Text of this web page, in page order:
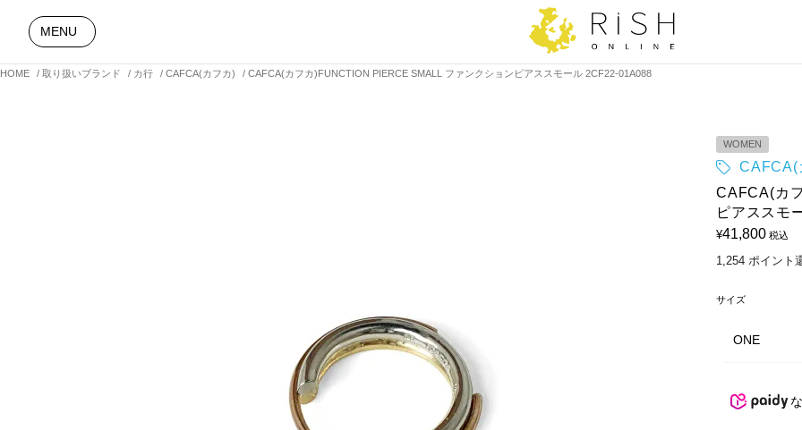
HOME 取り扱いブランド カ行 CAFCA(カフカ) CAFCA(カフカ)FUNCTION PIERCE SMALL ファンクションピアススモール 2CF22-01A088
MENU
WOMEN
CAFCA(
CAFCA(カ
ピアススモ
¥41,800 税込
1,254 ポイント
サイズ
ONE